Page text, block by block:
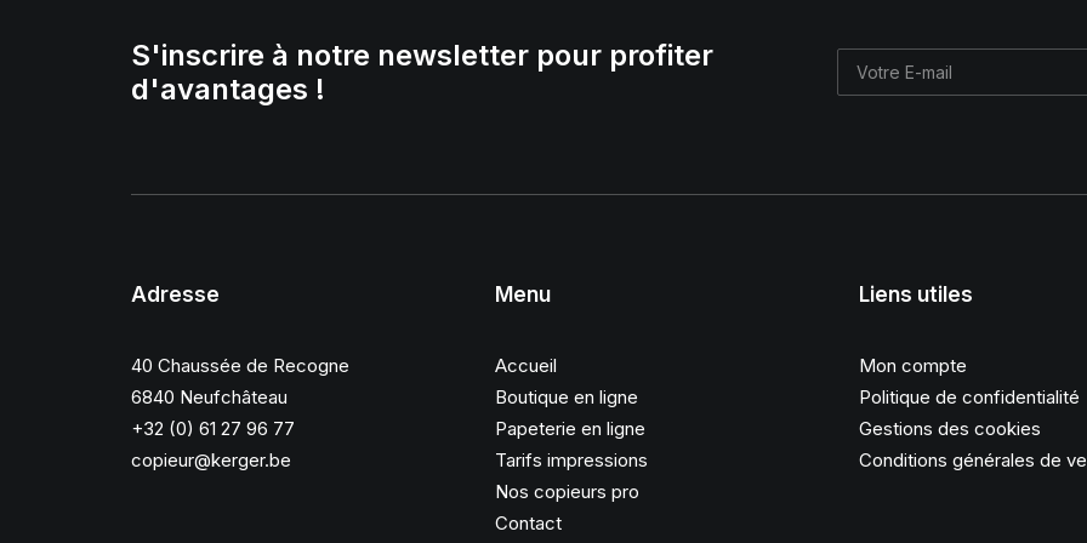
S'inscrire à notre newsletter pour profiter
d'avantages !
Adresse
40 Chaussée de Recogne
6840 Neufchâteau
+32 (0) 61 27 96 77
copieur@kerger.be
Menu
Accueil
Boutique en ligne
Papeterie en ligne
Tarifs impressions
Nos copieurs pro
Contact
Liens utiles
Mon compte
Politique de confidentialité
Gestions des cookies
Conditions générales de